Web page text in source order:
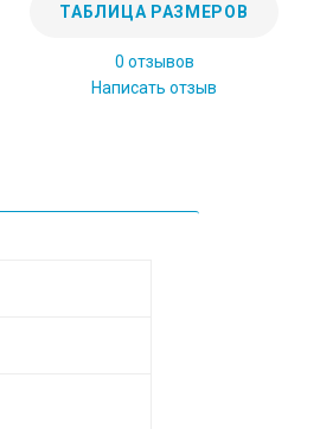
ТАБЛИЦА РАЗМЕРОВ
0 отзывов
Написать отзыв